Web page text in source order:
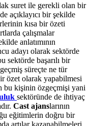
suret ile gerekli olan bir
açıklayıcı bir şekilde
kısa bir özeti
çalışmalar
anlatımının
adayı olarak sektörde
sektörde başarılı bir
süreçte ne tür
özet olarak yapabilmesi
bu kişinin özgeçmişi yani
sektöründe de ihtiyaç
Cast ajanslarının
eğitimlerin doğru bir
artılar kazanabilmeleri